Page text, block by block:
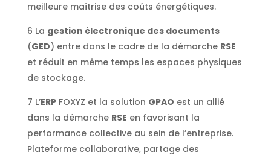
meilleure maîtrise des coûts énergétiques.
6 La gestion électronique des documents
(GED) entre dans le cadre de la démarche RSE
et réduit en même temps les espaces physiques
de stockage.
7 L’ERPFOXYZ et la solution GPAO est un allié
dans la démarche RSE en favorisant la
performance collective au sein de l’entreprise.
Plateforme collaborative, partage des